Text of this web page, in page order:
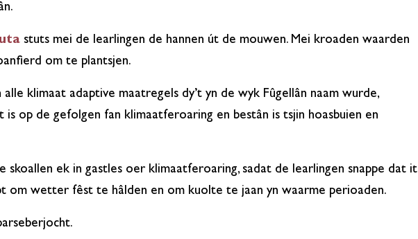
stuts mei de learlingen de hannen út de mouwen. Mei kroaden waarden
om te plantsjen.
klimaat adaptive maatregels dy’t yn de wyk Fûgellân naam wurde,
op de gefolgen fan klimaatferoaring en bestân is tsjin hoasbuien en
skoallen ek in gastles oer klimaatferoaring, sadat de learlingen snappe dat it
om wetter fêst te hâlden en om kuolte te jaan yn waarme perioaden.